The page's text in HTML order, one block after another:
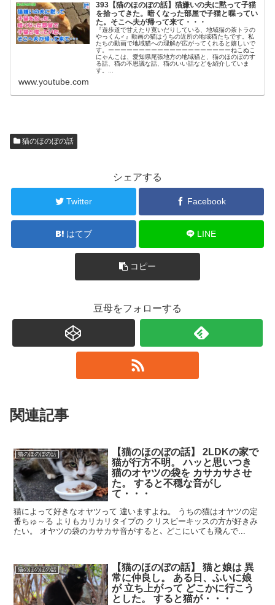
393【猫のほのぼの話】猫嫌いの夫に黙って子猫
を拾ってきた。暗くなった部屋で子猫と喋ってい
た。そこへ夫が帰って来て・・・
『遊歩道で甘えたり寛いだりしている、地域猫の茶トラの
やっくん♂』動画の猫はうちの近所の地域猫たちです。私
たちの動画で地域猫への理解が広がってくれると嬉しいで
す。ーーーーーーーーーーーーーーーーーーーーねこぬこ
にゃんこは、愛知県尾張地方の地域猫と、猫のほのぼのす
る話、猫の不思議な話、猫のいい話などを紹介していま
す。...
www.youtube.com
猫のほのぼの話
シェアする
Twitter Facebook
はてブ LINE
コピー
豆母をフォローする
関連記事
猫のほのぼの話
【猫のほのぼの話】 2LDKの家で
猫が行方不明。 ハッと思いつき
猫のオヤツの袋を カサカサさせ
た。 すると不穏な音がし
て・・・
猫によって好きなオヤツって 違いますよね。 うちの猫はオヤツの定
番ちゅ～る よりもカリカリタイプの クリスピーキッスの方が好きみ
たい。 オヤツの袋のカサカサ音がすると､ どこにいても飛んで...
猫のほのぼの話
【猫のほのぼの話】 猫と娘は 異
常に仲良し。 ある日、ふいに娘
が 立ち上がって どこかに行こう
とした。 すると猫が・・・